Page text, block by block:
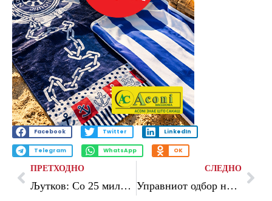
Facebook Twitter LinkedIn
Telegram WhatsApp OK
ПРЕТХОДНО
Љутков: Со 25 милиони денари, целосно реконструиран Спомен-домот на Разловечкото востание и поставена нова музејска поставка
СЛЕДНО
Управниот одбор на ЗЕЛС на седница за предизвиците со кои се соочуваат општините